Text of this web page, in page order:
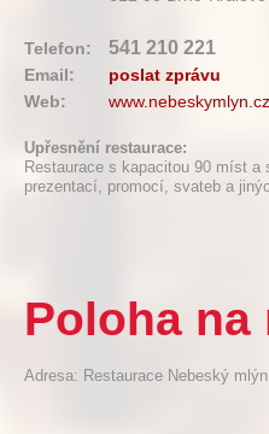
Telefon: 541 210 221
Email:
poslat zprávu
Web:
www.nebeskymlyn.cz
Upřesnění restaurace:
Restaurace s kapacitou 90 míst
prezentací, promocí, svateb a
Poloha na
Adresa: Restaurace Nebeský